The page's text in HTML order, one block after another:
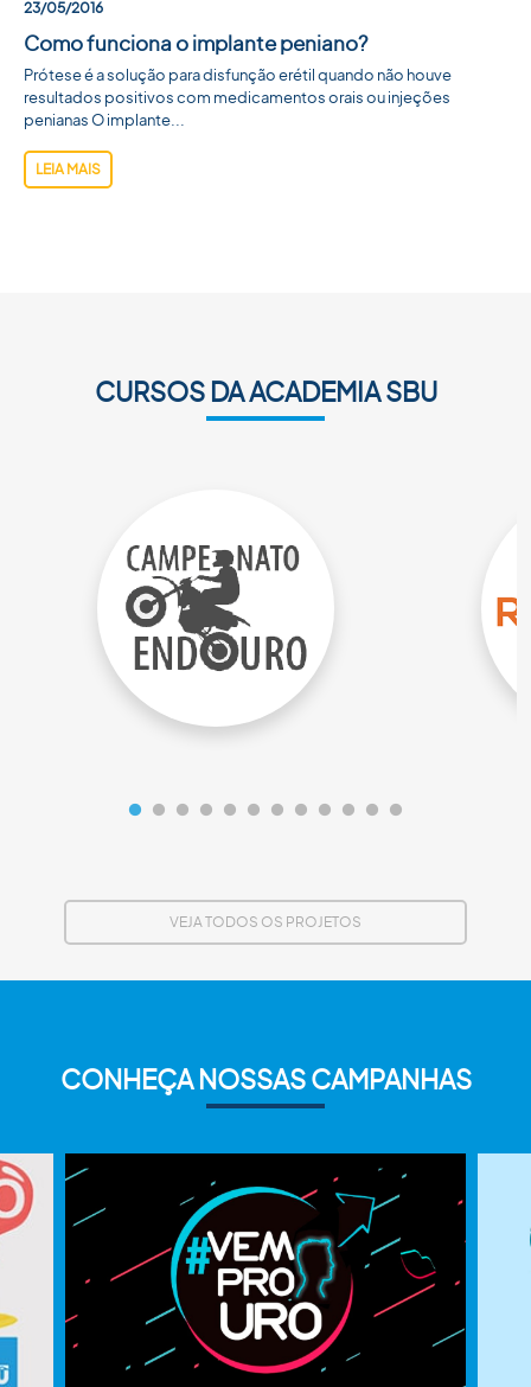
23/05/2016
Como funciona o implante peniano?
Prótese é a solução para disfunção erétil quando não houve
resultados positivos com medicamentos orais ou injeções
penianas O implante...
LEIA MAIS
CURSOS DA ACADEMIA SBU
VEJA TODOS OS PROJETOS
CONHEÇA NOSSAS CAMPANHAS